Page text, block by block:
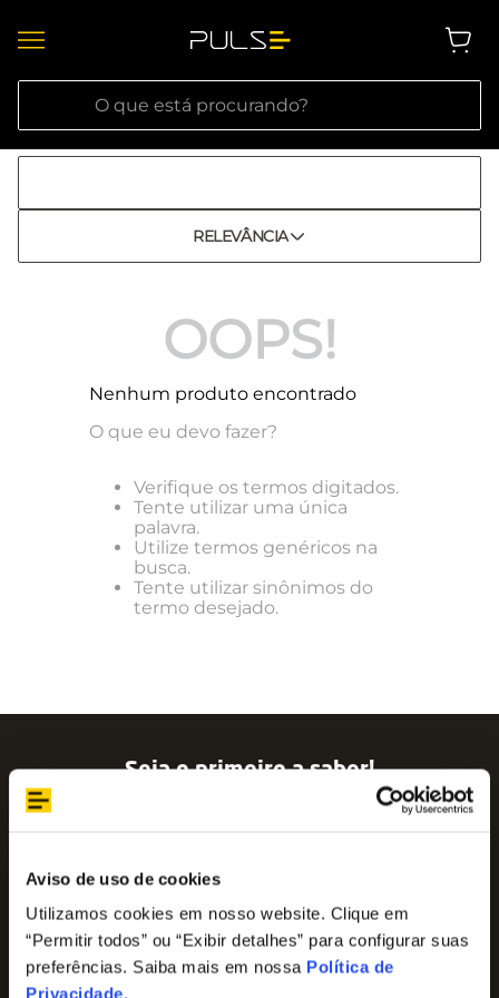
Aviso de uso de cookies
Utilizamos cookies em nosso website. Clique em
“Permitir todos” ou “Exibir detalhes” para configurar suas
preferências. Saiba mais em nossa Política de
Privacidade.
O que está procurando?
RELEVÂNCIA
OOPS!
Nenhum produto encontrado
O que eu devo fazer?
Verifique os termos digitados.
Tente utilizar uma única
palavra.
Utilize termos genéricos na
busca.
Tente utilizar sinônimos do
termo desejado.
Seja o primeiro a saber!
Assine nossa newsletter para ficar por dentro
das últimas tendências e aproveite promoções
Nome
E-mail